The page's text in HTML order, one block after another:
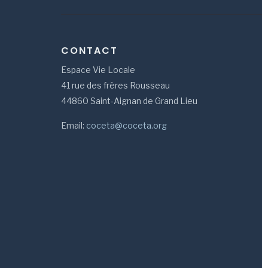
CONTACT
Espace Vie Locale
41 rue des frères Rousseau
44860 Saint-Aignan de Grand Lieu
Email: coceta@coceta.org